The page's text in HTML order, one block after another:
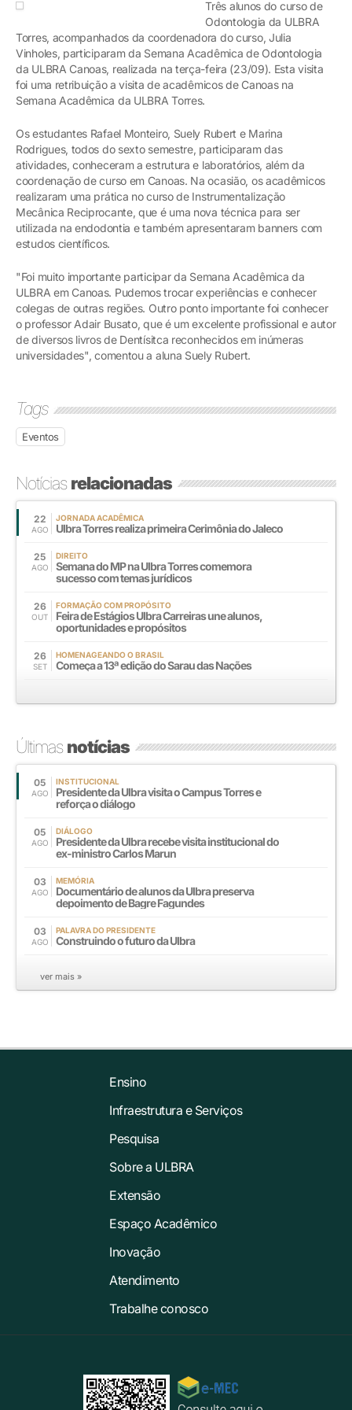
Três alunos do curso de
Odontologia da ULBRA
Torres, acompanhados da coordenadora do curso, Julia
Vinholes, participaram da Semana Acadêmica de Odontologia
da ULBRA Canoas, realizada na terça-feira (23/09). Esta visita
foi uma retribuição a visita de acadêmicos de Canoas na
Semana Acadêmica da ULBRA Torres.
Os estudantes Rafael Monteiro, Suely Rubert e Marina
Rodrigues, todos do sexto semestre, participaram das
atividades, conheceram a estrutura e laboratórios, além da
coordenação de curso em Canoas. Na ocasião, os acadêmicos
realizaram uma prática no curso de Instrumentalização
Mecânica Reciprocante, que é uma nova técnica para ser
utilizada na endodontia e também apresentaram banners com
estudos científicos.
"Foi muito importante participar da Semana Acadêmica da
ULBRA em Canoas. Pudemos trocar experiências e conhecer
colegas de outras regiões. Outro ponto importante foi conhecer
o professor Adair Busato, que é um excelente profissional e autor
de diversos livros de Dentísitca reconhecidos em inúmeras
universidades", comentou a aluna Suely Rubert.
Tags
Eventos
Notíciasrelacionadas
22
AGO
JORNADA ACADÊMICA
Ulbra Torres realiza primeira Cerimônia do Jaleco
25
AGO
DIREITO
Semana do MP na Ulbra Torres comemora
sucesso com temas jurídicos
26
OUT
FORMAÇÃO COM PROPÓSITO
Feira de Estágios Ulbra Carreiras une alunos,
oportunidades e propósitos
26
SET
HOMENAGEANDO O BRASIL
Começa a 13ª edição do Sarau das Nações
Últimasnotícias
05
AGO
INSTITUCIONAL
Presidente da Ulbra visita o Campus Torres e
reforça o diálogo
05
AGO
DIÁLOGO
Presidente da Ulbra recebe visita institucional do
ex-ministro Carlos Marun
03
AGO
MEMÓRIA
Documentário de alunos da Ulbra preserva
depoimento de Bagre Fagundes
03
AGO
PALAVRA DO PRESIDENTE
Construindo o futuro da Ulbra
ver mais »
Ensino
Infraestrutura e Serviços
Pesquisa
Sobre a ULBRA
Extensão
Espaço Acadêmico
Inovação
Atendimento
Trabalhe conosco